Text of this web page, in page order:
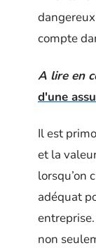
compte
A lire en
d'une
Il est
et la
lorsqu’on
adéquat
non